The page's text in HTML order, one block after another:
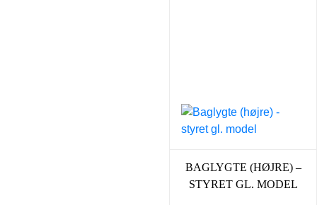
BAGLYGTE (HØJRE) –
STYRET GL. MODEL